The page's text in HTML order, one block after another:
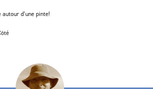
d’une pinte!